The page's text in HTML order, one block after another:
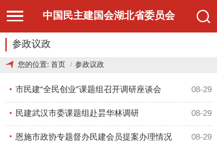
中国民主建国会湖北省委员会
参政议政
您的位置: 首页 参政议政
市民建“全民创业”课题组召开调研座谈会 08-29
民建武汉市委课题组赴昙华林调研 08-29
恩施市政协专题督办民建会员提案办理情况 08-29